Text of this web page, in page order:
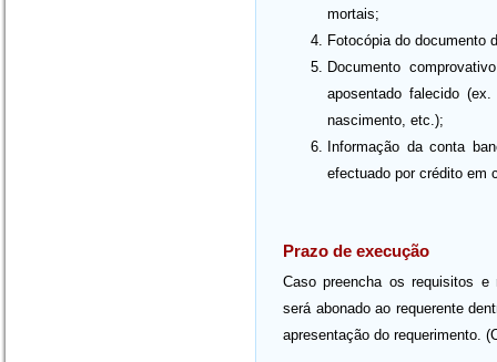
mortais;
Fotocópia do documento
Documento
aposentado falecido
nascimento, etc.);
Informação da conta
efectuado por crédito em
Prazo de execução
Caso preencha os requisitos
será abonado ao requerente
apresentação do requerimento.